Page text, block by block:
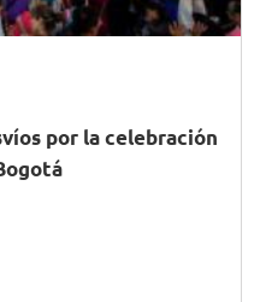
por la celebración